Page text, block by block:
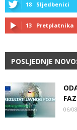
18 Sljedbenici
13 Pretplatnika
POSLJEDNJE
06/